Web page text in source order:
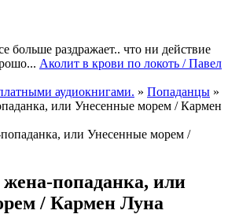
больше раздражает.. что ни действие
Аколит в крови по локоть / Павел
аудиокнигами. » Попаданцы »
или Унесенные морем / Кармен
попаданка, или
/ Кармен Луна